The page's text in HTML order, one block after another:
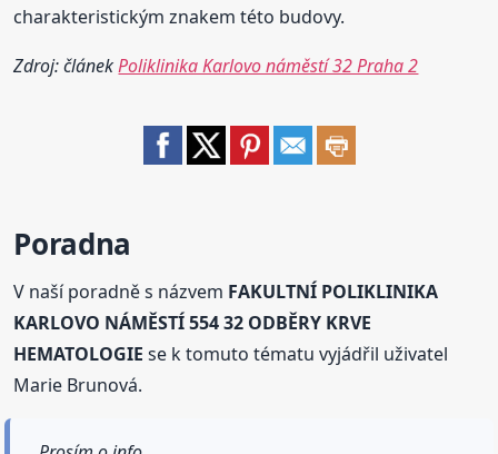
charakteristickým znakem této budovy.
Zdroj: článekPoliklinika Karlovo náměstí 32 Praha 2
Poradna
V naší poradně s názvem FAKULTNÍ POLIKLINIKA
KARLOVO NÁMĚSTÍ 554 32 ODBĚRY KRVE
HEMATOLOGIE se k tomuto tématu vyjádřil uživatel
Marie Brunová.